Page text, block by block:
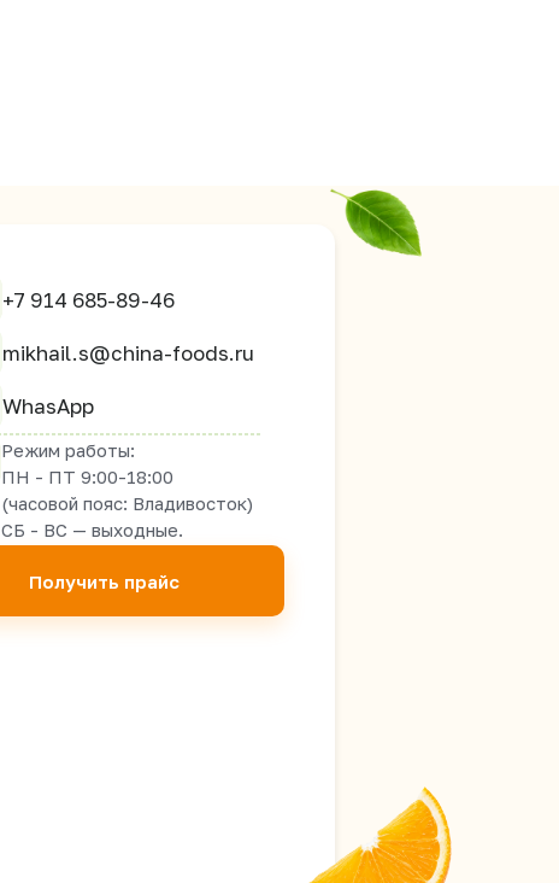
+7 914 685-89-46
mikhail.s@china-foods.ru
WhasApp
Режим работы:
ПН - ПТ 9:00-18:00
(часовой пояс: Владивосток)
СБ - ВС — выходные.
Получить прайс